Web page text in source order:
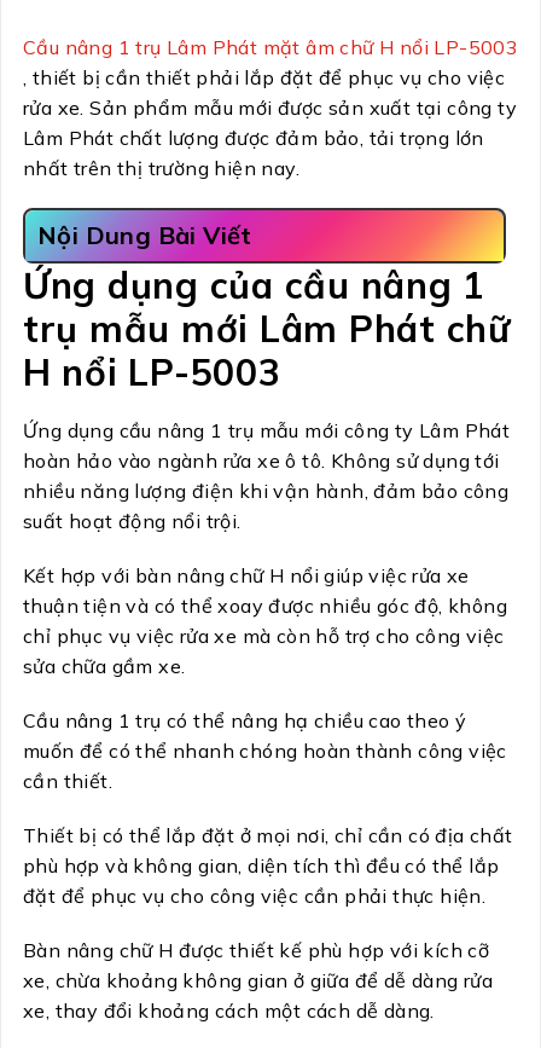
Cầu nâng 1 trụ Lâm Phát mặt âm chữ H nổi LP-5003
, thiết bị cần thiết phải lắp đặt để phục vụ cho việc
rửa xe. Sản phẩm mẫu mới được sản xuất tại công ty
Lâm Phát chất lượng được đảm bảo, tải trọng lớn
nhất trên thị trường hiện nay.
Nội Dung Bài Viết
Ứng dụng của cầu nâng 1
trụ mẫu mới Lâm Phát chữ
H nổi LP-5003
Ứng dụng cầu nâng 1 trụ mẫu mới công ty Lâm Phát
hoàn hảo vào ngành rửa xe ô tô. Không sử dụng tới
nhiều năng lượng điện khi vận hành, đảm bảo công
suất hoạt động nổi trội.
Kết hợp với bàn nâng chữ H nổi giúp việc rửa xe
thuận tiện và có thể xoay được nhiều góc độ, không
chỉ phục vụ việc rửa xe mà còn hỗ trợ cho công việc
sửa chữa gầm xe.
Cầu nâng 1 trụ có thể nâng hạ chiều cao theo ý
muốn để có thể nhanh chóng hoàn thành công việc
cần thiết.
Thiết bị có thể lắp đặt ở mọi nơi, chỉ cần có địa chất
phù hợp và không gian, diện tích thì đều có thể lắp
đặt để phục vụ cho công việc cần phải thực hiện.
Bàn nâng chữ H được thiết kế phù hợp với kích cỡ
xe, chừa khoảng không gian ở giữa để dễ dàng rửa
xe, thay đổi khoảng cách một cách dễ dàng.